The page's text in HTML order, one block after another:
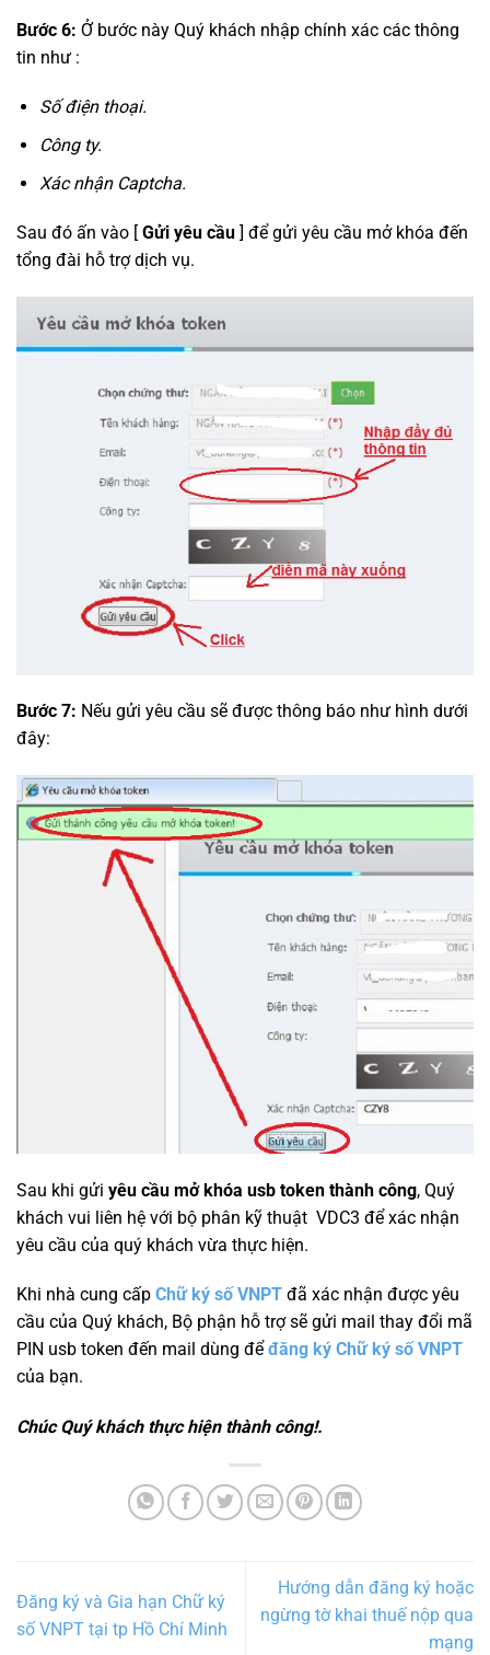
Bước 6: Ở bước này Quý khách nhập chính xác các thông
tin như :
Số điện thoại.
Công ty.
Xác nhận Captcha.
Sau đó ấn vào [ Gửi yêu cầu ] để gửi yêu cầu mở khóa đến
tổng đài hỗ trợ dịch vụ.
Bước 7: Nếu gửi yêu cầu sẽ được thông báo như hình dưới
đây:
Sau khi gửi yêu cầu mở khóa usb token thành công, Quý
khách vui liên hệ với bộ phân kỹ thuật VDC3 để xác nhận
yêu cầu của quý khách vừa thực hiện.
Khi nhà cung cấp Chữ ký số VNPT đã xác nhận được yêu
cầu của Quý khách, Bộ phận hỗ trợ sẽ gửi mail thay đổi mã
PIN usb token đến mail dùng để đăng ký Chữ ký số VNPT
của bạn.
Chúc Quý khách thực hiện thành công!.
Đăng ký và Gia hạn Chữ ký
số VNPT tại tp Hồ Chí Minh
Hướng dẫn đăng ký hoặc
ngừng tờ khai thuế nộp qua
mạng